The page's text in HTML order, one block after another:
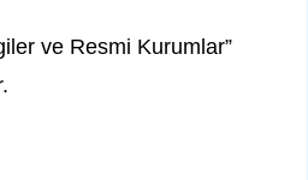
ve Resmi Kurumlar”